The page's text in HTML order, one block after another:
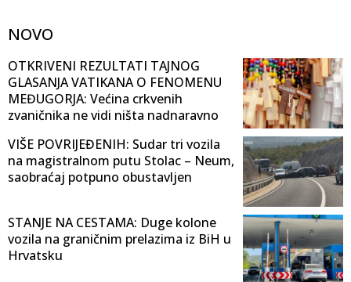
NOVO
OTKRIVENI REZULTATI TAJNOG
GLASANJA VATIKANA O FENOMENU
MEĐUGORJA: Većina crkvenih
zvaničnika ne vidi ništa nadnaravno
VIŠE POVRIJEĐENIH: Sudar tri vozila
na magistralnom putu Stolac – Neum,
saobraćaj potpuno obustavljen
STANJE NA CESTAMA: Duge kolone
vozila na graničnim prelazima iz BiH u
Hrvatsku